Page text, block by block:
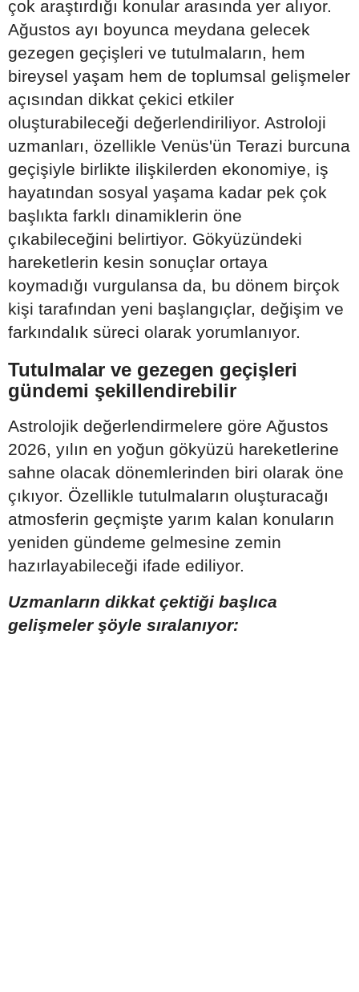
çok araştırdığı konular arasında yer alıyor.
Ağustos ayı boyunca meydana gelecek
gezegen geçişleri ve tutulmaların, hem
bireysel yaşam hem de toplumsal gelişmeler
açısından dikkat çekici etkiler
oluşturabileceği değerlendiriliyor. Astroloji
uzmanları, özellikle Venüs'ün Terazi burcuna
geçişiyle birlikte ilişkilerden ekonomiye, iş
hayatından sosyal yaşama kadar pek çok
başlıkta farklı dinamiklerin öne
çıkabileceğini belirtiyor. Gökyüzündeki
hareketlerin kesin sonuçlar ortaya
koymadığı vurgulansa da, bu dönem birçok
kişi tarafından yeni başlangıçlar, değişim ve
farkındalık süreci olarak yorumlanıyor.
Tutulmalar ve gezegen geçişleri
gündemi şekillendirebilir
Astrolojik değerlendirmelere göre Ağustos
2026, yılın en yoğun gökyüzü hareketlerine
sahne olacak dönemlerinden biri olarak öne
çıkıyor. Özellikle tutulmaların oluşturacağı
atmosferin geçmişte yarım kalan konuların
yeniden gündeme gelmesine zemin
hazırlayabileceği ifade ediliyor.
Uzmanların dikkat çektiği başlıca
gelişmeler şöyle sıralanıyor: